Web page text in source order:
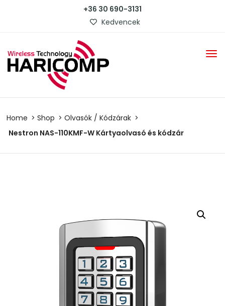
+36 30 690-3131
Kedvencek
Home Shop
Olvasók / Kódzárak
Nestron NAS-110KMF-W Kártyaolvasó és kódzár